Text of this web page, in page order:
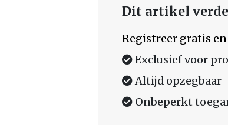
Dit artikel
Registreer gratis
Exclusief voor
Altijd opzegbaar
Onbeperkt